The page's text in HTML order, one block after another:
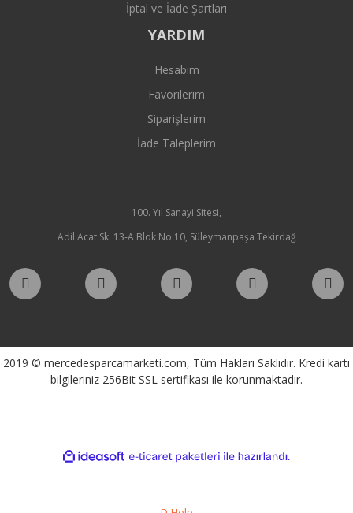
İptal ve İade Şartları
YARDIM
Hesabım
Favorilerim
Siparişlerim
İade Taleplerim
100. Yıl Sanayi Sitesi,
Adil Acat Sk. 13-A Blok No:10, Süleymanpaşa Tekirdağ
2019 © mercedesparcamarketi.com, Tüm Hakları Saklıdır. Kredi kartı
bilgileriniz 256Bit SSL sertifikası ile korunmaktadır.
ideasoft
e-